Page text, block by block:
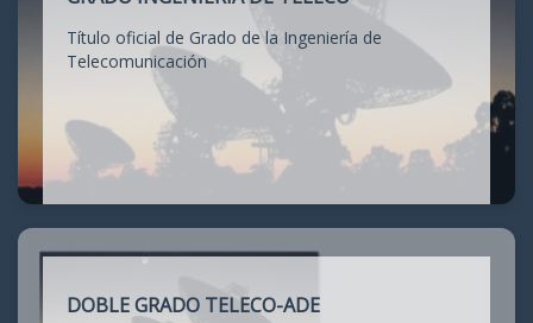
Título oficial de Grado de la Ingeniería de
Telecomunicación
DOBLE GRADO TELECO-ADE